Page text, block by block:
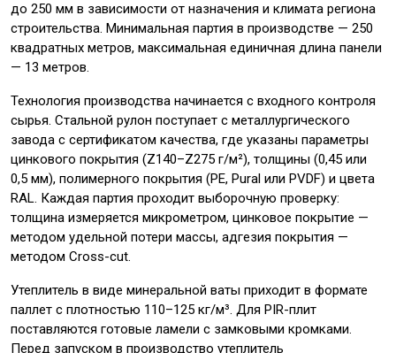
до 250 мм в зависимости от назначения и климата региона
строительства. Минимальная партия в производстве — 250
квадратных метров, максимальная единичная длина панели
— 13 метров.
Технология производства начинается с входного контроля
сырья. Стальной рулон поступает с металлургического
завода с сертификатом качества, где указаны параметры
цинкового покрытия (Z140–Z275 г/м²), толщины (0,45 или
0,5 мм), полимерного покрытия (PE, Pural или PVDF) и цвета
RAL. Каждая партия проходит выборочную проверку:
толщина измеряется микрометром, цинковое покрытие —
методом удельной потери массы, адгезия покрытия —
методом Cross-cut.
Утеплитель в виде минеральной ваты приходит в формате
паллет с плотностью 110–125 кг/м³. Для PIR-плит
поставляются готовые ламели с замковыми кромками.
Перед запуском в производство утеплитель